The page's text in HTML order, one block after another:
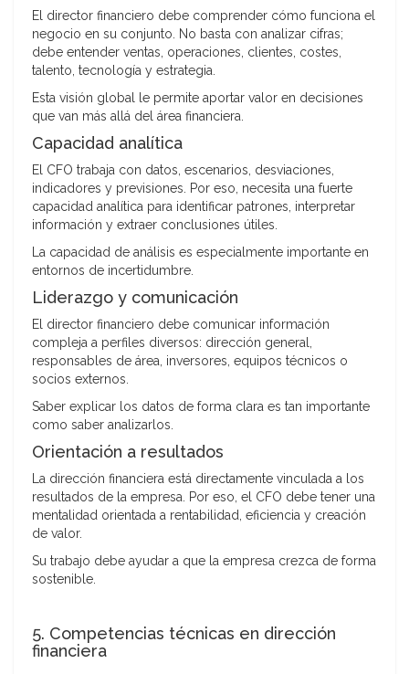
El director financiero debe comprender cómo funciona el
negocio en su conjunto. No basta con analizar cifras;
debe entender ventas, operaciones, clientes, costes,
talento, tecnología y estrategia.
Esta visión global le permite aportar valor en decisiones
que van más allá del área financiera.
Capacidad analítica
El CFO trabaja con datos, escenarios, desviaciones,
indicadores y previsiones. Por eso, necesita una fuerte
capacidad analítica para identificar patrones, interpretar
información y extraer conclusiones útiles.
La capacidad de análisis es especialmente importante en
entornos de incertidumbre.
Liderazgo y comunicación
El director financiero debe comunicar información
compleja a perfiles diversos: dirección general,
responsables de área, inversores, equipos técnicos o
socios externos.
Saber explicar los datos de forma clara es tan importante
como saber analizarlos.
Orientación a resultados
La dirección financiera está directamente vinculada a los
resultados de la empresa. Por eso, el CFO debe tener una
mentalidad orientada a rentabilidad, eficiencia y creación
de valor.
Su trabajo debe ayudar a que la empresa crezca de forma
sostenible.
5. Competencias técnicas en dirección
financiera